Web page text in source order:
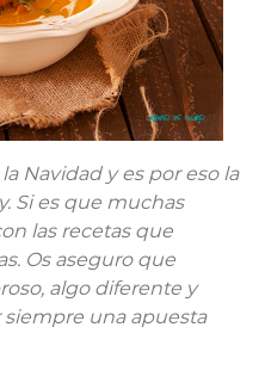
Navidad y es por eso la
Si es que muchas
las recetas que
Os aseguro que
algo diferente y
una apuesta